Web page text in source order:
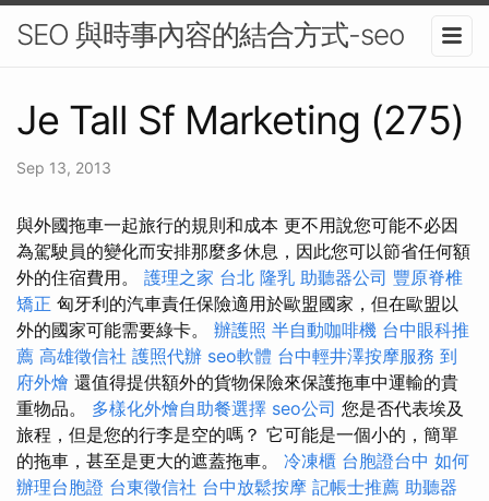
SEO 與時事內容的結合方式-seo
Je Tall Sf Marketing (275)
Sep 13, 2013
與外國拖車一起旅行的規則和成本 更不用說您可能不必因
為駕駛員的變化而安排那麼多休息，因此您可以節省任何額
外的住宿費用。 護理之家 台北 隆乳 助聽器公司 豐原脊椎
矯正 匈牙利的汽車責任保險適用於歐盟國家，但在歐盟以
外的國家可能需要綠卡。 辦護照 半自動咖啡機 台中眼科推
薦 高雄徵信社 護照代辦 seo軟體 台中輕井澤按摩服務 到
府外燴 還值得提供額外的貨物保險來保護拖車中運輸的貴
重物品。 多樣化外燴自助餐選擇 seo公司 您是否代表埃及
旅程，但是您的行李是空的嗎？ 它可能是一個小的，簡單
的拖車，甚至是更大的遮蓋拖車。 冷凍櫃 台胞證台中 如何
辦理台胞證 台東徵信社 台中放鬆按摩 記帳士推薦 助聽器